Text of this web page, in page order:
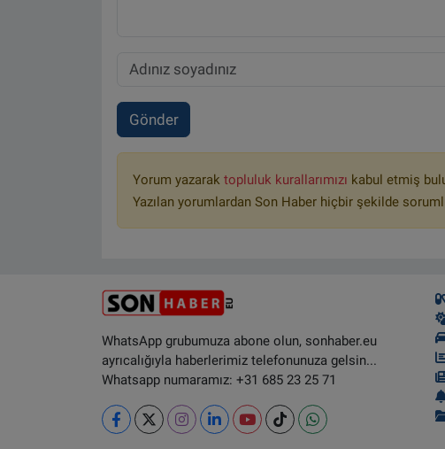
Gönder
Yorum yazarak topluluk kurallarımızı kabul etmiş
Yazılan yorumlardan Son Haber hiçbir şekilde
WhatsApp grubumuza abone olun, sonhaber.eu
ayrıcalığıyla haberlerimiz telefonunuza gelsin...
Whatsapp numaramız: +31 685 23 25 71